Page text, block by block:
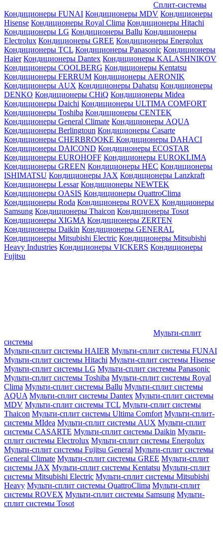
Сплит-системы
Кондиционеры FUNAI Кондиционеры MDV Кондиционеры
Hisense Кондиционеры Royal Clima Кондиционеры Hitachi
Кондиционеры LG Кондиционеры Ballu Кондиционеры
Electrolux Кондиционеры GREE Кондиционеры Energolux
Кондиционеры TCL Кондиционеры Panasonic Кондиционеры
Haier Кондиционеры Dantex Кондиционеры KALASHNIKOV
Кондиционеры СOOLBERG Кондиционеры Kentatsu
Кондиционеры FERRUM Кондиционеры AERONIK
Кондиционеры AUX Кондиционеры Dahatsu Кондиционеры
DENKO Кондиционеры CHiQ Кондиционеры Midea
Кондиционеры Daichi Кондиционеры ULTIMA COMFORT
Кондиционеры Toshiba Кондиционеры CENTEK
Кондиционеры General Climate Кондиционеры AQUA
Кондиционеры Berlingtoun Кондиционеры Casarte
Кондиционеры CHERBROOKE Кондиционеры DAHACI
Кондиционеры DAICOND Кондиционеры ECOSTAR
Кондиционеры EUROHOFF Кондиционеры EUROKLIMA
Кондиционеры GREEN Кондиционеры HEC Кондиционеры
ISHIMATSU Кондиционеры JAX Кондиционеры Lanzkraft
Кондиционеры Lessar Кондиционеры NEWTEK
Кондиционеры OASIS Кондиционеры QuattroClima
Кондиционеры Roda Кондиционеры ROVEX Кондиционеры
Samsung Кондиционеры Thaicon Кондиционеры Tosot
Кондиционеры XIGMA Кондиционеры ZERTEN
Кондиционеры Daikin Кондиционеры GENERAL
Кондиционеры Mitsubishi Electric Кондиционеры Mitsubishi
Heavy Industries Кондиционеры VICKERS Кондиционеры
Fujitsu
Мульти-сплит
системы
Мульти-сплит системы HAIER Мульти-сплит системы FUNAI
Мульти-сплит системы Hitachi Мульти-сплит системы Hisense
Мульти-сплит системы LG Мульти-сплит системы Panasonic
Мульти-сплит системы Toshiba Мульти-сплит системы Royal
Clima Мульти-сплит системы Ballu Мульти-сплит системы
AQUA Мульти-сплит системы Dantex Мульти-сплит системы
MDV Мульти-сплит системы TCL Мульти-сплит системы
Thaicon Мульти-сплит системы Ultima Comfort Мульти-сплит-
системы MIdea Мульти-сплит системы AUX Мульти-сплит
системы CASARTE Мульти-сплит системы Daikin Мульти-
сплит системы Electrolux Мульти-сплит системы Energolux
Мульти-сплит системы Fujitsu General Мульти-сплит системы
General Climate Мульти-сплит системы GREE Мульти-сплит
системы JAX Мульти-сплит системы Kentatsu Мульти-сплит
системы Mitsubishi Electric Мульти-сплит системы Mitsubishi
Heavy Мульти-сплит системы QuattroClima Мульти-сплит
системы ROVEX Мульти-сплит системы Samsung Мульти-
сплит системы Tosot